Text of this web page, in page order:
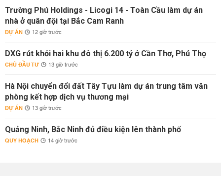
Trường Phú Holdings - Licogi 14 - Toàn Cầu làm dự án
nhà ở quân đội tại Bắc Cam Ranh
DỰ ÁN 12 giờ trước
DXG rút khỏi hai khu đô thị 6.200 tỷ ở Cần Thơ, Phú Thọ
CHỦ ĐẦU TƯ 13 giờ trước
Hà Nội chuyển đổi đất Tây Tựu làm dự án trung tâm văn
phòng kết hợp dịch vụ thương mại
DỰ ÁN 13 giờ trước
Quảng Ninh, Bắc Ninh đủ điều kiện lên thành phố
QUY HOẠCH 14 giờ trước